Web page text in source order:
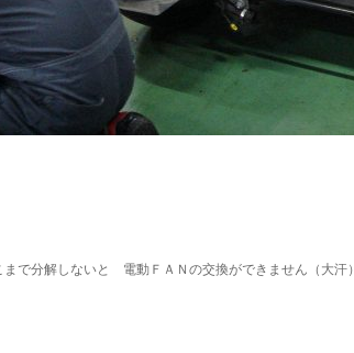
まで分解しないと 電動ＦＡＮの交換ができません（大汗）